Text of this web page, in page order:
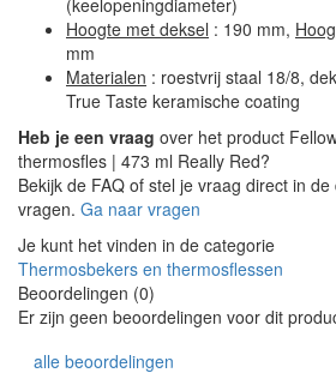
Hoogte met deksel : 190 mm,
mm
Materialen : roestvrij staal 18/8,
True Taste keramische coating
Heb je een vraag over het product
thermosfles | 473 ml Really Red?
Bekijk de FAQ of stel je vraag direct in
vragen. Ga naar vragen
Je kunt het vinden in de categorie
Thermosbekers en thermosflessen
Beoordelingen (0)
Er zijn geen beoordelingen voor dit
alle beoordelingen